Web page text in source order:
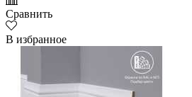
Сравнить
В избранное